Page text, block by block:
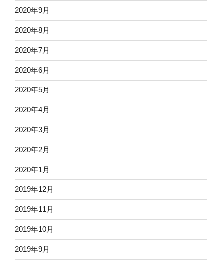
2020年9月
2020年8月
2020年7月
2020年6月
2020年5月
2020年4月
2020年3月
2020年2月
2020年1月
2019年12月
2019年11月
2019年10月
2019年9月